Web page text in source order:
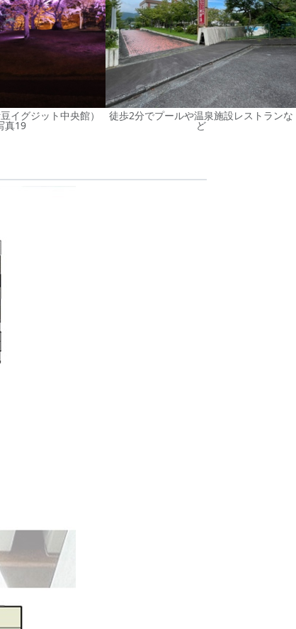
イグジット中央館）
真19
徒歩2分でプールや温泉施設レストランな
ど